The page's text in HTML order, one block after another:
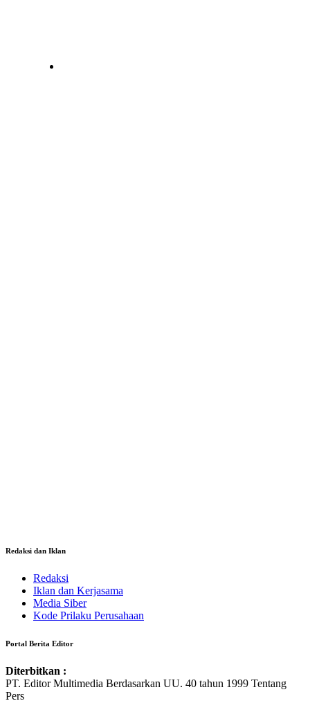
Redaksi dan Iklan
Redaksi
Iklan dan Kerjasama
Media Siber
Kode Prilaku Perusahaan
Portal Berita Editor
Diterbitkan :
PT. Editor Multimedia Berdasarkan UU. 40 tahun 1999 Tentang
Pers